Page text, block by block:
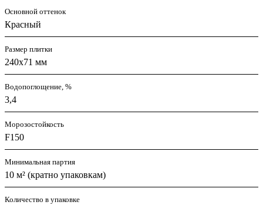
Основной оттенок
Красный
Размер плитки
240x71 мм
Водопоглощение, %
3,4
Морозостойкость
F150
Минимальная партия
10 м² (кратно упаковкам)
Количество в упаковке